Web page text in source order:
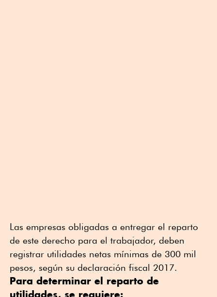
Las empresas obligadas a entregar el reparto
de este derecho para el trabajador, deben
registrar utilidades netas mínimas de 300 mil
pesos, según su declaración fiscal 2017.
Para determinar el reparto de
utilidades, se requiere: